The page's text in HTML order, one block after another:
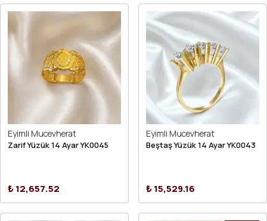
Eyimli Mucevherat
Zarif Yüzük 14 Ayar YK0045
₺ 12,657.52
Eyimli Mucevherat
Beştaş Yüzük 14 Ayar YK0043
₺ 15,529.16